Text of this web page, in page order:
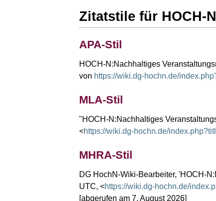
Zitatstile für HOCH-
APA-Stil
HOCH-N:Nachhaltiges
von https://wiki.dg-hochn.de/
MLA-Stil
"HOCH-N:Nachhaltiges
<https://wiki.dg-hochn.de/
MHRA-Stil
DG HochN-Wiki-Bearbeiter, 'HOCH-
UTC, <https://wiki.dg-hochn.de/
[abgerufen am 7. August 2026]